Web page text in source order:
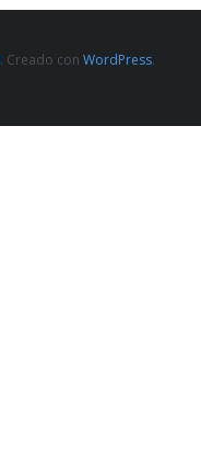
. Creado con WordPress.